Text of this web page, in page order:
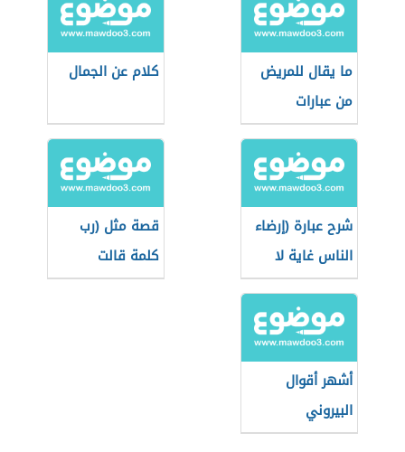
ما يقال للمريض
من عبارات
كلام عن الجمال
شرح عبارة (إرضاء
الناس غاية لا
تدرك)
قصة مثل (رب
كلمة قالت
لصاحبها دعني)
أشهر أقوال
البيروني